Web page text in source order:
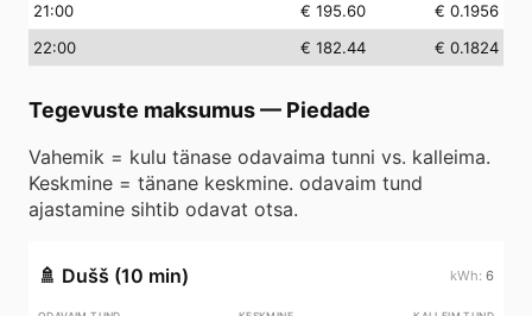
21:00 € 195.60
€ 0.1956
22:00 € 182.44 € 0.1824
Tegevuste maksumus— Piedade
Vahemik = kulu tänase odavaima tunni vs. kalleima.
Keskmine = tänane keskmine. odavaim tund
ajastamine sihtib odavat otsa.
🚿 Dušš (10 min) 6